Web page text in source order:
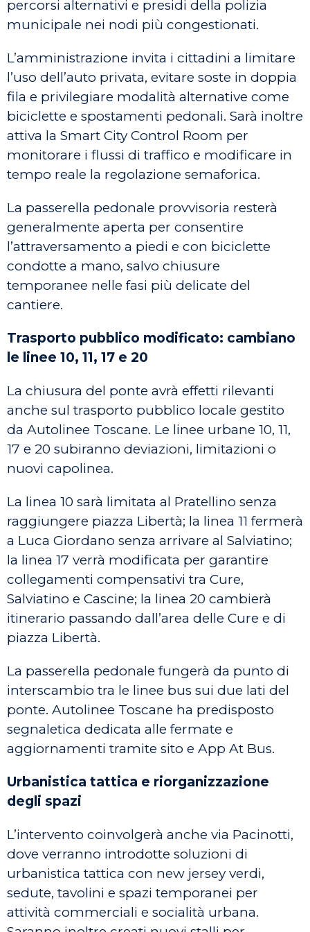
percorsi alternativi e presidi della polizia
municipale nei nodi più congestionati.
L’amministrazione invita i cittadini a limitare
l’uso dell’auto privata, evitare soste in doppia
fila e privilegiare modalità alternative come
biciclette e spostamenti pedonali. Sarà inoltre
attiva la Smart City Control Room per
monitorare i flussi di traffico e modificare in
tempo reale la regolazione semaforica.
La passerella pedonale provvisoria resterà
generalmente aperta per consentire
l’attraversamento a piedi e con biciclette
condotte a mano, salvo chiusure
temporanee nelle fasi più delicate del
cantiere.
Trasporto pubblico modificato: cambiano
le linee 10, 11, 17 e 20
La chiusura del ponte avrà effetti rilevanti
anche sul trasporto pubblico locale gestito
da Autolinee Toscane. Le linee urbane 10, 11,
17 e 20 subiranno deviazioni, limitazioni o
nuovi capolinea.
La linea 10 sarà limitata al Pratellino senza
raggiungere piazza Libertà; la linea 11 fermerà
a Luca Giordano senza arrivare al Salviatino;
la linea 17 verrà modificata per garantire
collegamenti compensativi tra Cure,
Salviatino e Cascine; la linea 20 cambierà
itinerario passando dall’area delle Cure e di
piazza Libertà.
La passerella pedonale fungerà da punto di
interscambio tra le linee bus sui due lati del
ponte. Autolinee Toscane ha predisposto
segnaletica dedicata alle fermate e
aggiornamenti tramite sito e App At Bus.
Urbanistica tattica e riorganizzazione
degli spazi
L’intervento coinvolgerà anche via Pacinotti,
dove verranno introdotte soluzioni di
urbanistica tattica con new jersey verdi,
sedute, tavolini e spazi temporanei per
attività commerciali e socialità urbana.